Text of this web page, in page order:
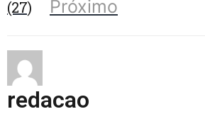
(27)
Próximo
redacao